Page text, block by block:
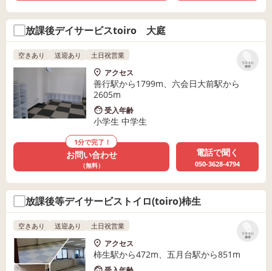
放課後デイサービスtoiro 大庭
リストに
保存
空きあり 送迎あり 土日祝営業
アクセス
善行駅から1799m、六会日大前駅から
2605m
受入年齢
小学生 中学生
1分で完了！
お問い合わせ
（無料）
電話で聞く
050-3628-4794
放課後等デイサービストイロ(toiro)柿生
リストに
保存
空きあり 送迎あり 土日祝営業
アクセス
柿生駅から472m、五月台駅から851m